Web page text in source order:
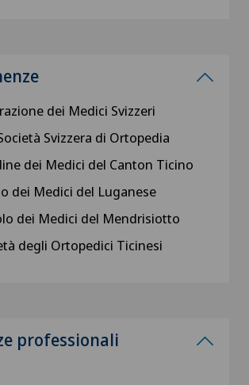
dei Medici Svizzeri
Svizzera di Ortopedia
dei Medici del Canton Ticino
dei Medici del Luganese
dei Medici del Mendrisiotto
degli Ortopedici Ticinesi
professionali